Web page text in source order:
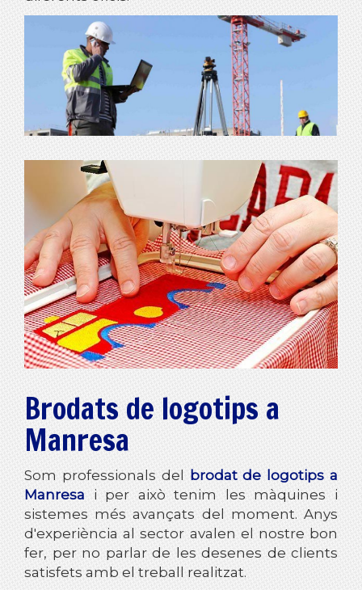
Brodats de logotips a
Manresa
Som professionals del brodat de logotips a
Manresa i per això tenim les màquines i
sistemes més avançats del moment. Anys
d'experiència al sector avalen el nostre bon
fer, per no parlar de les desenes de clients
satisfets amb el treball realitzat.